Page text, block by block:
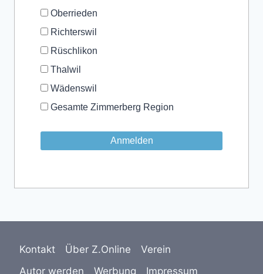
Oberrieden
Richterswil
Rüschlikon
Thalwil
Wädenswil
Gesamte Zimmerberg Region
Kontakt Über Z.Online
Verein
Autor werden
Werbung Impressum